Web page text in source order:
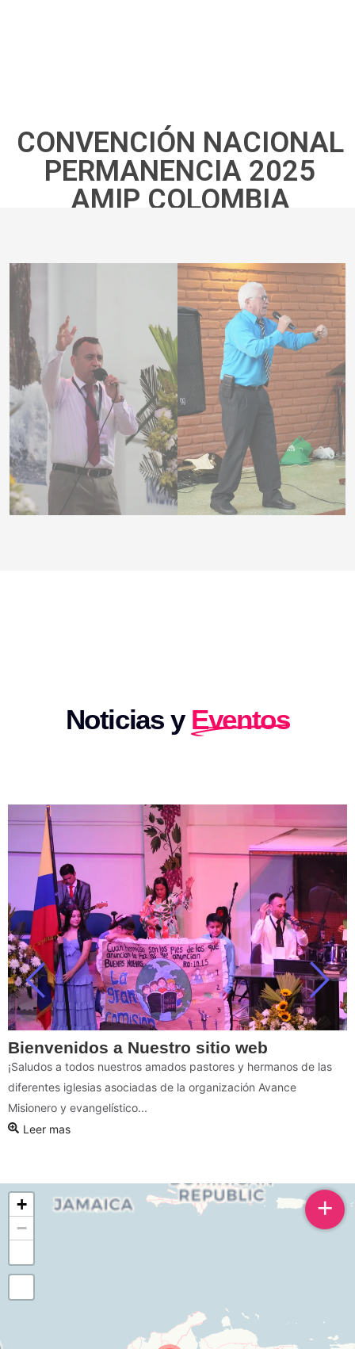
CONVENCIÓN NACIONAL
PERMANENCIA 2025
AMIP COLOMBIA
Bienvenidos a Nuestro sitio web
¡Saludos a todos nuestros amados pastores y hermanos de las
diferentes iglesias asociadas de la organización Avance
Misionero y evangelístico...
Leer mas
Noticias y Eventos
+
−
+